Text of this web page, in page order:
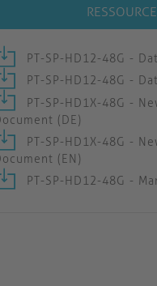
PT-SP-HD12-48G -
PT-SP-HD12-48G -
PT-SP-HD1X-48G -
(DE)
PT-SP-HD1X-48G -
(EN)
PT-SP-HD12-48G -